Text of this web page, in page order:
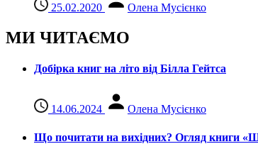
25.02.2020 Олена Мусієнко
МИ ЧИТАЄМО
Добірка книг на літо від Білла Гейтса
14.06.2024 Олена Мусієнко
Що почитати на вихідних? Огляд книги